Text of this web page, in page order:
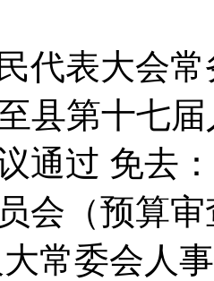
代表大会
县第十七
通过 免去
会（预算
常委会人